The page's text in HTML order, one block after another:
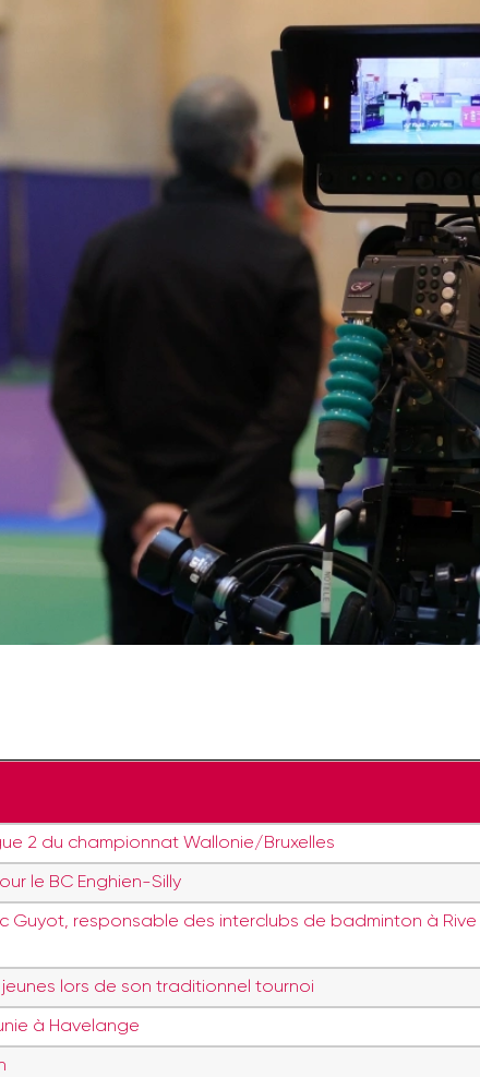
2 du championnat Wallonie/Bruxelles
le BC Enghien-Silly
Guyot, responsable des interclubs de badminton à
lors de son traditionnel tournoi
à Havelange